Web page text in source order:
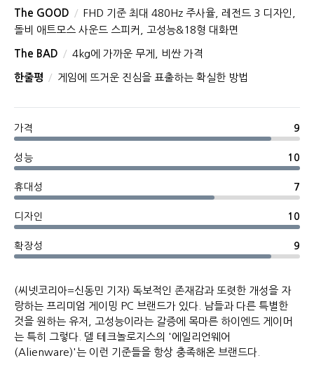
The GOOD
FHD 기준 최대 480Hz 주사율, 레전드 3 디자인,
돌비 애트모스 사운드 스피커, 고성능&18형 대화면
The BAD 4kg에 가까운 무게, 비싼 가격
한줄평 게임에 뜨거운 진심을 표출하는 확실한 방법
가격 9
성능 10
휴대성 7
디자인 10
확장성 9
(씨넷코리아=신동민 기자) 독보적인 존재감과 또렷한 개성을 자
랑하는 프리미엄 게이밍 PC 브랜드가 있다. 남들과 다른 특별한
것을 원하는 유저, 고성능이라는 갈증에 목마른 하이엔드 게이머
는 특히 그렇다. 델 테크놀로지스의 '에일리언웨어
(Alienware)'는 이런 기준들을 항상 충족해온 브랜드다.